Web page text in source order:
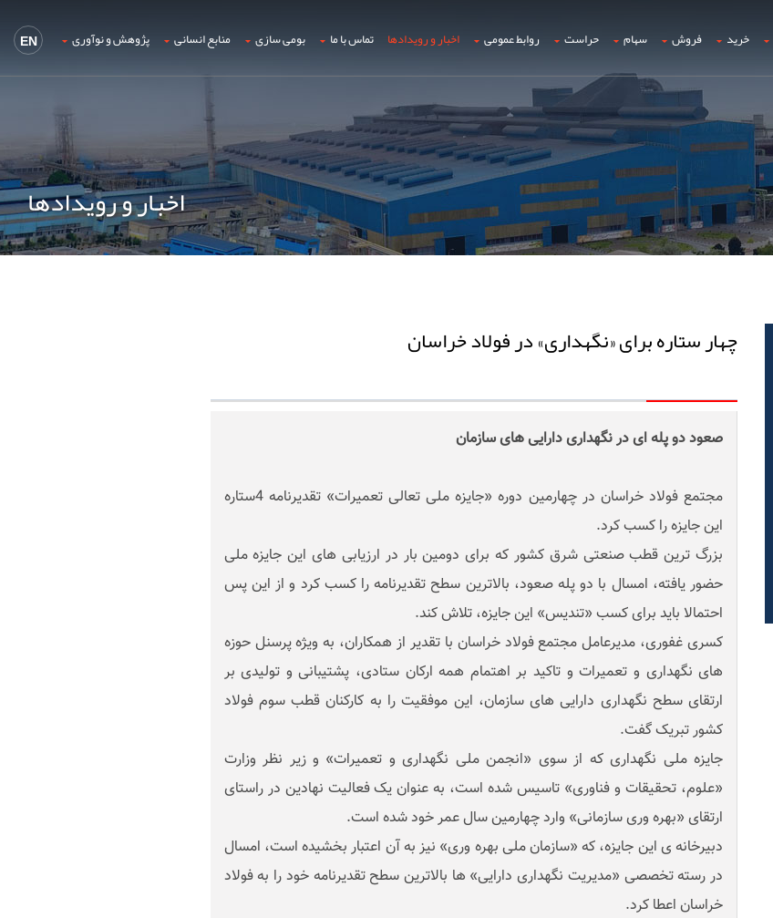
EN خرید فروش سهام حراست روابط عمومی اخبار و رویدادها تماس با ما بومی سازی منابع انسانی پژوهش و نوآوری
اخبار و رویدادها
چهار ستاره برای «نگهداری» در فولاد خراسان
صعود دو پله ای در نگهداری دارایی های سازمان
مجتمع فولاد خراسان در چهارمین دوره «جایزه ملی تعالی تعمیرات» تقدیرنامه 4ستاره
این جایزه را کسب کرد.
بزرگ ترین قطب صنعتی شرق کشور که برای دومین بار در ارزیابی های این جایزه ملی
حضور یافته، امسال با دو پله صعود، بالاترین سطح تقدیرنامه را کسب کرد و از این پس
احتمالا باید برای کسب «تندیس» این جایزه، تلاش کند.
کسری غفوری، مدیرعامل مجتمع فولاد خراسان با تقدیر از همکاران، به ویژه پرسنل حوزه
های نگهداری و تعمیرات و تاکید بر اهتمام همه ارکان ستادی، پشتیبانی و تولیدی بر
ارتقای سطح نگهداری دارایی های سازمان، این موفقیت را به کارکنان قطب سوم فولاد
کشور تبریک گفت.
جایزه ملی نگهداری که از سوی «انجمن ملی نگهداری و تعمیرات» و زیر نظر وزارت
«علوم، تحقیقات و فناوری» تاسیس شده است، به عنوان یک فعالیت نهادین در راستای
ارتقای «بهره وری سازمانی» وارد چهارمین سال عمر خود شده است.
دبیرخانه ی این جایزه، که «سازمان ملی بهره وری» نیز به آن اعتبار بخشیده است، امسال
در رسته تخصصی «مدیریت نگهداری دارایی» ها بالاترین سطح تقدیرنامه خود را به فولاد
خراسان اعطا کرد.